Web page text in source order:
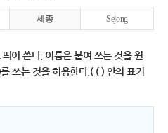
세종 Sejong
어 쓴다. 이름은 붙여 쓰는 것을 원
쓰는 것을 허용한다.( ( ) 안의 표기